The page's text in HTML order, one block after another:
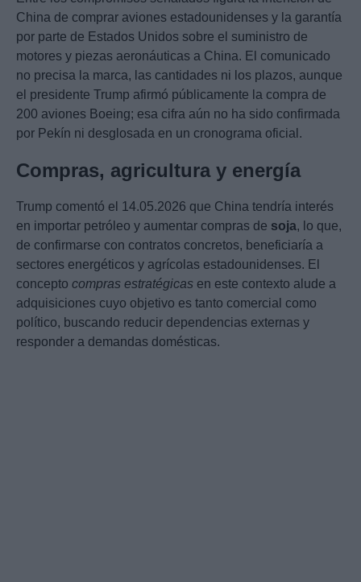
China de comprar aviones estadounidenses y la garantía
por parte de Estados Unidos sobre el suministro de
motores y piezas aeronáuticas a China. El comunicado
no precisa la marca, las cantidades ni los plazos, aunque
el presidente Trump afirmó públicamente la compra de
200 aviones Boeing; esa cifra aún no ha sido confirmada
por Pekín ni desglosada en un cronograma oficial.
Compras, agricultura y energía
Trump comentó el 14.05.2026 que China tendría interés
en importar petróleo y aumentar compras de soja, lo que,
de confirmarse con contratos concretos, beneficiaría a
sectores energéticos y agrícolas estadounidenses. El
concepto compras estratégicas en este contexto alude a
adquisiciones cuyo objetivo es tanto comercial como
político, buscando reducir dependencias externas y
responder a demandas domésticas.